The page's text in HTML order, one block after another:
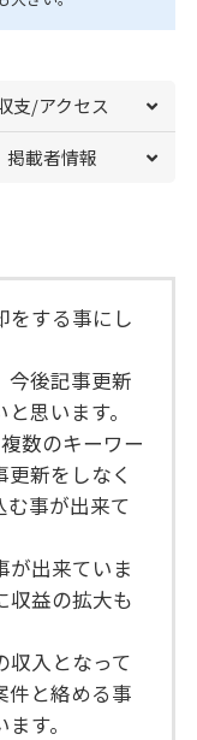
支/アクセス
掲載者情報
をする事にし
今後記事更新
思います。
数のキーワー
新をしなく
む事が出来て
が出来ていま
収益の拡大も
収入となって
件と絡める事
す。